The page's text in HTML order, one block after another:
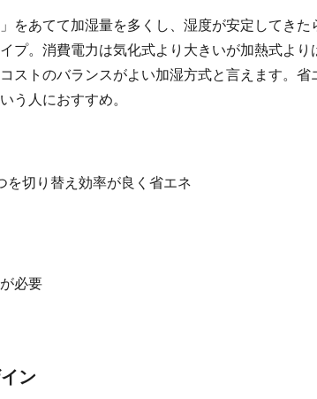
をあてて加湿量を多くし、湿度が安定してきた
プ。消費電力は気化式より大きいが加熱式より
ストのバランスがよい加湿方式と言えます。省
う人におすすめ。
を切り替え効率が良く省エネ
必要
ン